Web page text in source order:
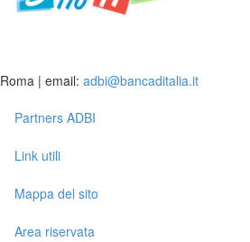
Roma | email: adbi@bancaditalia.it
Partners ADBI
Link utili
Mappa del sito
Area riservata